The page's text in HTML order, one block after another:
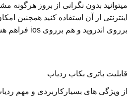
میتوانید بدون نگرانی از بروز هرگونه
اینترنتی از آن استفاده کنید همچنین
برروی اندروید و هم برروی ios فراهم هست.
قابلیت باتری بکاپ ردیاب